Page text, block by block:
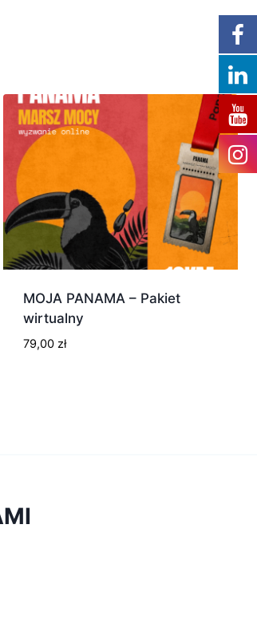
MOJA PANAMA – Pakiet
wirtualny
79,00 zł